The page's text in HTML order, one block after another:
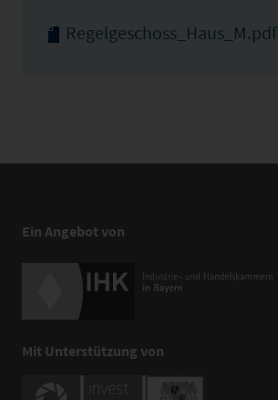
Regelgeschoss_Haus_M.pdf
Ein Angebot von
Mit Unterstützung von